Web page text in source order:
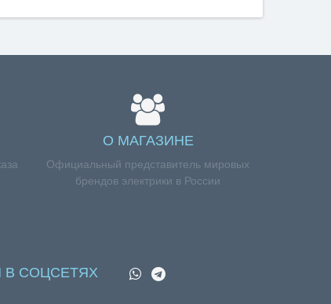
О МАГАЗИНЕ
Официальный представитель мировых
брендов электрики в России
В СОЦСЕТЯХ